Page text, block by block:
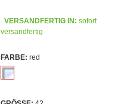
VERSANDFERTIG IN: sofort
versandfertig
FARBE: red